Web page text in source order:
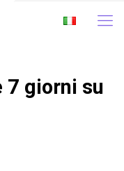
7 giorni su